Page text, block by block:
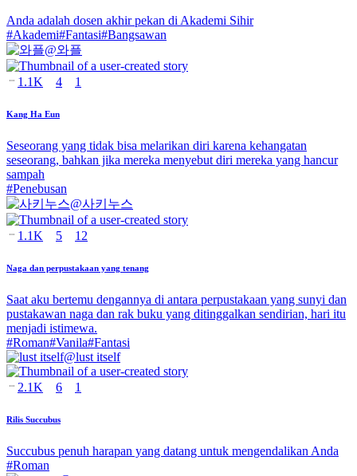
Anda adalah dosen akhir pekan di Akademi Sihir
#Akademi#Fantasi#Bangsawan
@와플
1.1K 4 1
Kang Ha Eun
Seseorang yang tidak bisa melarikan diri karena kehangatan
seseorang, bahkan jika mereka menyebut diri mereka yang hancur
sampah
#Penebusan
@사키누스
1.1K 5 12
Naga dan perpustakaan yang tenang
Saat aku bertemu dengannya di antara perpustakaan yang sunyi dan
pustakawan naga dan rak buku yang ditinggalkan sendirian, hari itu
menjadi istimewa.
#Roman#Vanila#Fantasi
@lust itself
2.1K 6 1
Rilis Succubus
Succubus penuh harapan yang datang untuk mengendalikan Anda
#Roman